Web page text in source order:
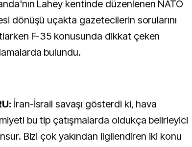
Lahey kentinde düzenlenen NATO
dönüşü uçakta gazetecilerin sorularını
F-35 konusunda dikkat çeken
bulundu.
İran-İsrail savaşı gösterdi ki, hava
bu tip çatışmalarda oldukça belirleyici
Bizi çok yakından ilgilendiren iki konu